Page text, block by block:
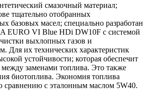
смазочный материал;
тщательно отобранных
базовых масел; специально разработан
EURO VI Blue HDi DW10F с системой
выхлопных газов и
Для их технических характеристик
устойчивости; которая обеспечит
заменами топлива. Это также
биотоплива. Экономия топлива
сравнению с эталонным маслом 5W40.